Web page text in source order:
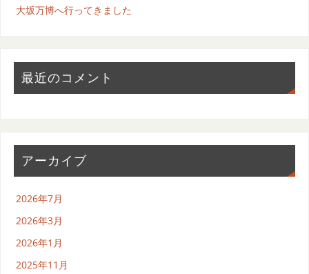
大坂万博へ行ってきました
最近のコメント
アーカイブ
2026年7月
2026年3月
2026年1月
2025年11月